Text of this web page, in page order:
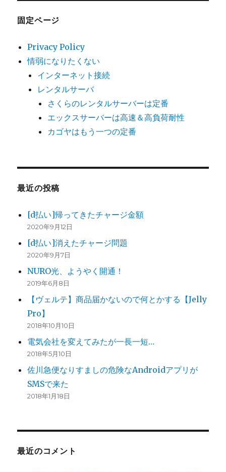
固定ページ
Privacy Policy
情弱になりたくない
インターネット接続
レンタルサーバ
さくらのレンタルサーバーは定番
エックスサーバーは高速＆高負荷耐性
カゴヤはもう一つの定番
最近の投稿
[d払い]帰ってきたチャージ金額
2020年9月12日
[d払い]消えたチャージ問題
2020年9月7日
NURO光、ようやく開通！
2019年6月8日
【ヴェルテ】商品届かないので何とかする【Jelly
Pro】
2018年10月10日
電気会社を変えてみたが一長一短…
2018年5月10日
佐川急便なりすましの危険なAndroidアプリが
SMSで来た
2018年1月18日
最近のコメント